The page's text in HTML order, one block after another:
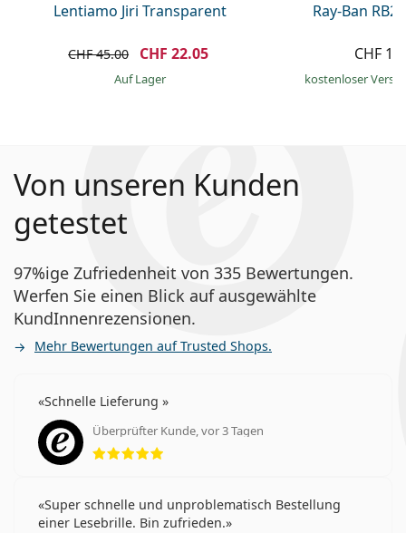
Lentiamo Jiri Transparent
CHF 45.00 CHF 22.05
auf Lager
Ray-Ban
CHF
kostenloser
Von unseren Kunden
getestet
97%ige Zufriedenheit von 335 Bewertungen.
Werfen Sie einen Blick auf ausgewählte
KundInnenrezensionen.
Mehr Bewertungen auf Trusted Shops.
Schnelle Lieferung
Überprüfter Kunde, vor 3 Tagen
Bewertung 5 aus 5
Super schnelle und unproblematisch Bestellung
einer Lesebrille. Bin zufrieden.